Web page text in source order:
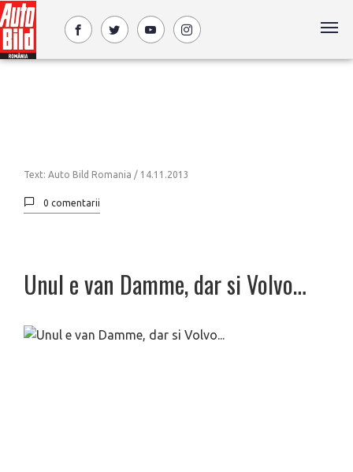
Text: Auto Bild Romania / 14.11.2013
0 comentarii
Unul e van Damme, dar si Volvo…